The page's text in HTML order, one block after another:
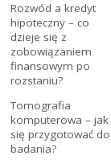
Rozwód a kredyt
hipoteczny – co
dzieje się z
zobowiązaniem
finansowym po
rozstaniu?
Tomografia
komputerowa – jak
się przygotować do
badania?